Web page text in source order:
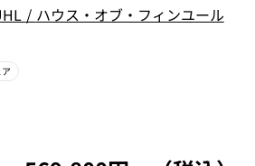
/ ハウス・オブ・フィンユール